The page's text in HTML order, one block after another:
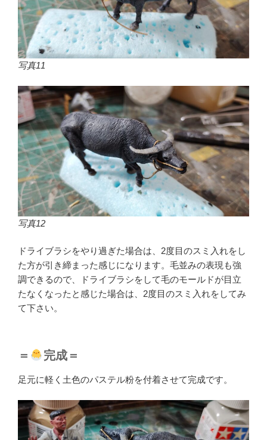
写真11
写真12
ドライブラシをやり過ぎた場合は、2度目のスミ入れをし
た方が引き締まった感じになります。毛並みの表現も強
調できるので、ドライブラシをして毛のモールドが目立
たなくなったと感じた場合は、2度目のスミ入れをしてみ
て下さい。
＝ 完成＝
足元に軽く土色のパステル粉を付着させて完成です。